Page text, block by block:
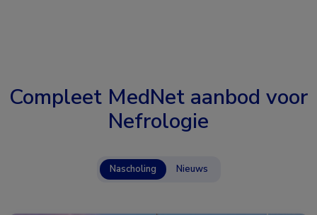
Compleet MedNet aanbod voor
Nefrologie
Nascholing Nieuws